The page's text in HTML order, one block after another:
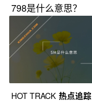
798是什么意思？
HOT TRACK 热点追踪